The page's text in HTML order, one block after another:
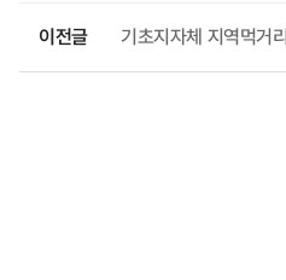
이전글